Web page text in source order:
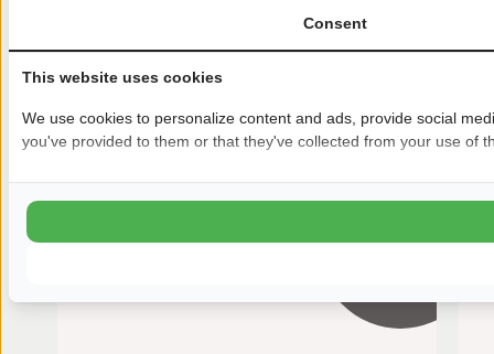
Privatsanitär
Von: zo 23.08.2026
Consent
This website uses cookies
We use cookies to personalize content and ads, provide social
you've provided to them or that they've collected from your use of